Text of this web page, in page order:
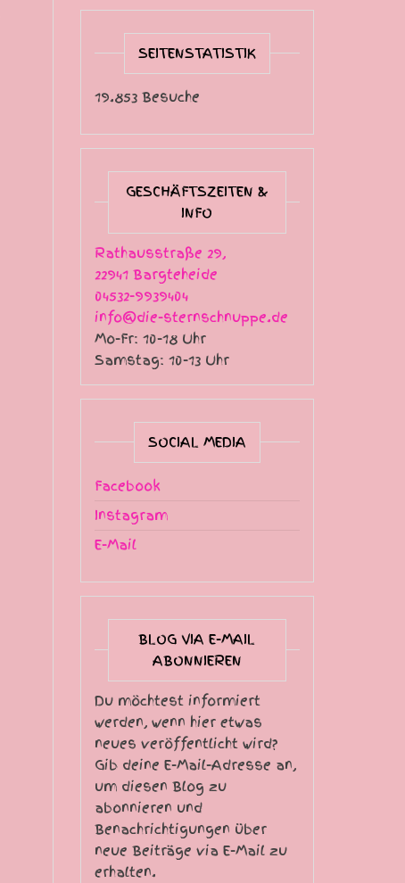
SEITENSTATISTIK
19.853 Besuche
GESCHÄFTSZEITEN &
INFO
Rathausstraße 29,
22941 Bargteheide
04532-9939404
info@die-sternschnuppe.de
Mo-Fr: 10-18 Uhr
Samstag: 10-13 Uhr
SOCIAL MEDIA
Facebook
Instagram
E-Mail
BLOG VIA E-MAIL
ABONNIEREN
Du möchtest informiert
werden, wenn hier etwas
neues veröffentlicht wird?
Gib deine E-Mail-Adresse an,
um diesen Blog zu
abonnieren und
Benachrichtigungen über
neue Beiträge via E-Mail zu
erhalten.